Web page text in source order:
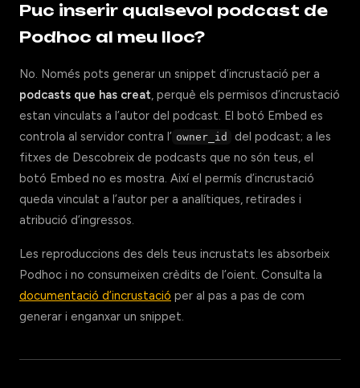
Puc inserir qualsevol podcast de
Podhoc al meu lloc?
No. Només pots generar un snippet d’incrustació per a
podcasts que has creat, perquè els permisos d’incrustació
estan vinculats a l’autor del podcast. El botó Embed es
controla al servidor contra l’ owner_id
del podcast; a les
fitxes de Descobreix de podcasts que no són teus, el
botó Embed no es mostra. Així el permís d’incrustació
queda vinculat a l’autor per a analítiques, retirades i
atribució d’ingressos.
Les reproduccions des dels teus incrustats les absorbeix
Podhoc i no consumeixen crèdits de l’oient. Consulta la
documentació d’incrustació per al pas a pas de com
generar i enganxar un snippet.